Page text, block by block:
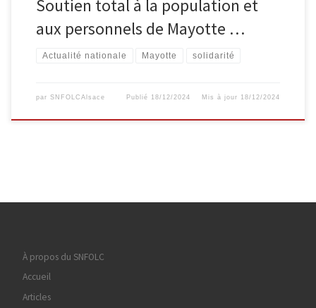
Soutien total à la population et
aux personnels de Mayotte …
Actualité nationale Mayotte solidarité
par SNFOLCAlsace Publié 18/12/2024 Mis à jour 18/12/2024
À propos du SNFOLC
Accueil
Articles